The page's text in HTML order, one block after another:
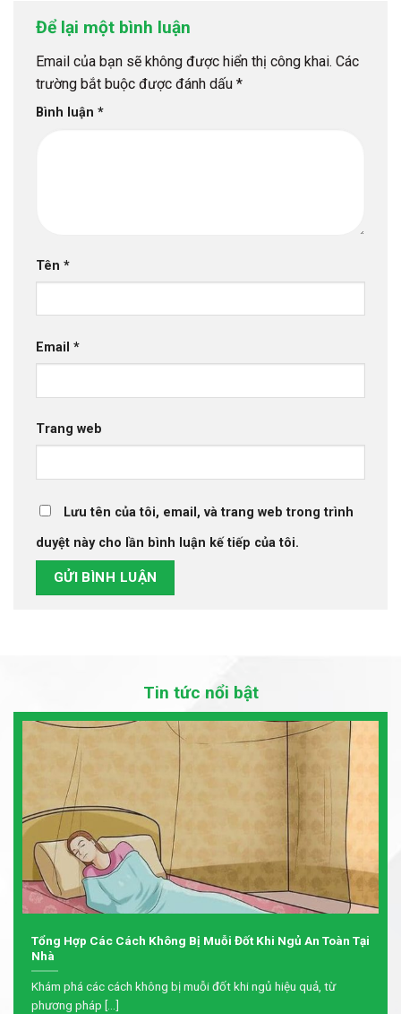
Để lại một bình luận
Email của bạn sẽ không được hiển thị công khai. Các
trường bắt buộc được đánh dấu *
Bình luận *
Tên *
Email *
Trang web
Lưu tên của tôi, email, và trang web trong trình
duyệt này cho lần bình luận kế tiếp của tôi.
Tin tức nổi bật
Tổng Hợp Các Cách Không Bị Muỗi Đốt Khi Ngủ An Toàn Tại
Nhà
Khám phá các cách không bị muỗi đốt khi ngủ hiệu quả, từ
phương pháp [...]